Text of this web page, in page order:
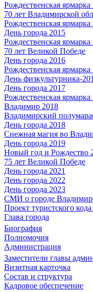
Рождественская
70 лет Владимирской
Рождественская
День города 2015
Рождественская
70 лет Великой Победе
День города 2016
Рождественская
День физкультурника-
День города 2017
Рождественская
Владимир 2018
Владимирский
День города 2018
Снежная магия во
День города 2019
Новый год и Рождество
75 лет Великой Победе
День города 2021
День города 2022
День города 2023
СМИ о городе
Проект туристского
Глава города
Биография
Полномочия
Администрация
Заместители главы
Визитная карточка
Состав и структура
Кадровое обеспечение